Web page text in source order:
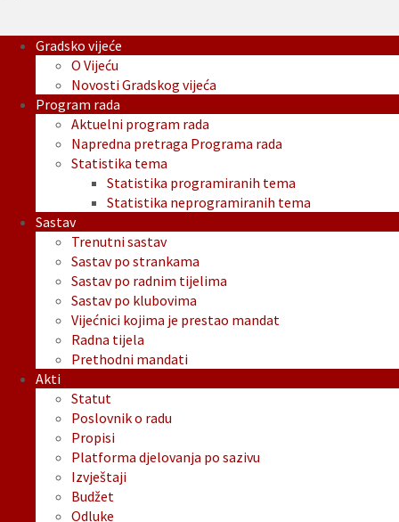
Gradsko vijeće
O Vijeću
Novosti Gradskog vijeća
Program rada
Aktuelni program rada
Napredna pretraga Programa rada
Statistika tema
Statistika programiranih tema
Statistika neprogramiranih tema
Sastav
Trenutni sastav
Sastav po strankama
Sastav po radnim tijelima
Sastav po klubovima
Vijećnici kojima je prestao mandat
Radna tijela
Prethodni mandati
Akti
Statut
Poslovnik o radu
Propisi
Platforma djelovanja po sazivu
Izvještaji
Budžet
Odluke